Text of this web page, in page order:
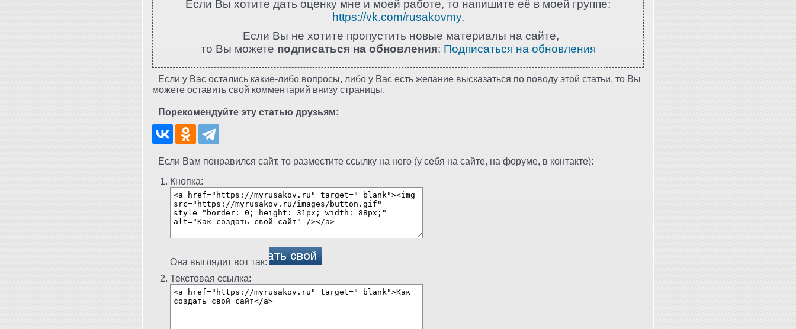
Если Вы хотите дать оценку мне и моей работе, то напишите её в моей группе:
https://vk.com/rusakovmy.
Если Вы не хотите пропустить новые материалы на сайте,
то Вы можете подписаться на обновления: Подписаться на обновления
Если у Вас остались какие-либо вопросы, либо у Вас есть желание высказаться по поводу этой статьи, то Вы
можете оставить свой комментарий внизу страницы.
Порекомендуйте эту статью друзьям:
Если Вам понравился сайт, то разместите ссылку на него (у себя на сайте, на форуме, в контакте):
Кнопка:
Она выглядит вот так:
Текстовая ссылка: